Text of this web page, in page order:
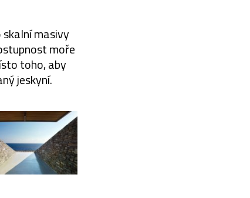
masivy
moře
toho, aby
jeskyní.